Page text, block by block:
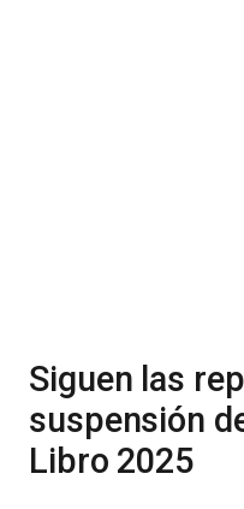
Siguen las
suspensión
Libro 2025